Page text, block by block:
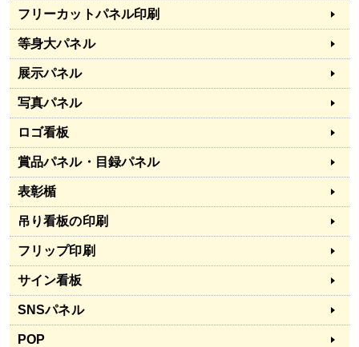
フリーカットパネル印刷
等身大パネル
展示パネル
写真パネル
ロゴ看板
賞品パネル・目録パネル
表彰楯
吊り看板の印刷
フリップ印刷
サイン看板
SNSパネル
POP